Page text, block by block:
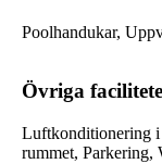
Poolhandukar,
Övriga
Luftkonditionering
rummet, Parkering,